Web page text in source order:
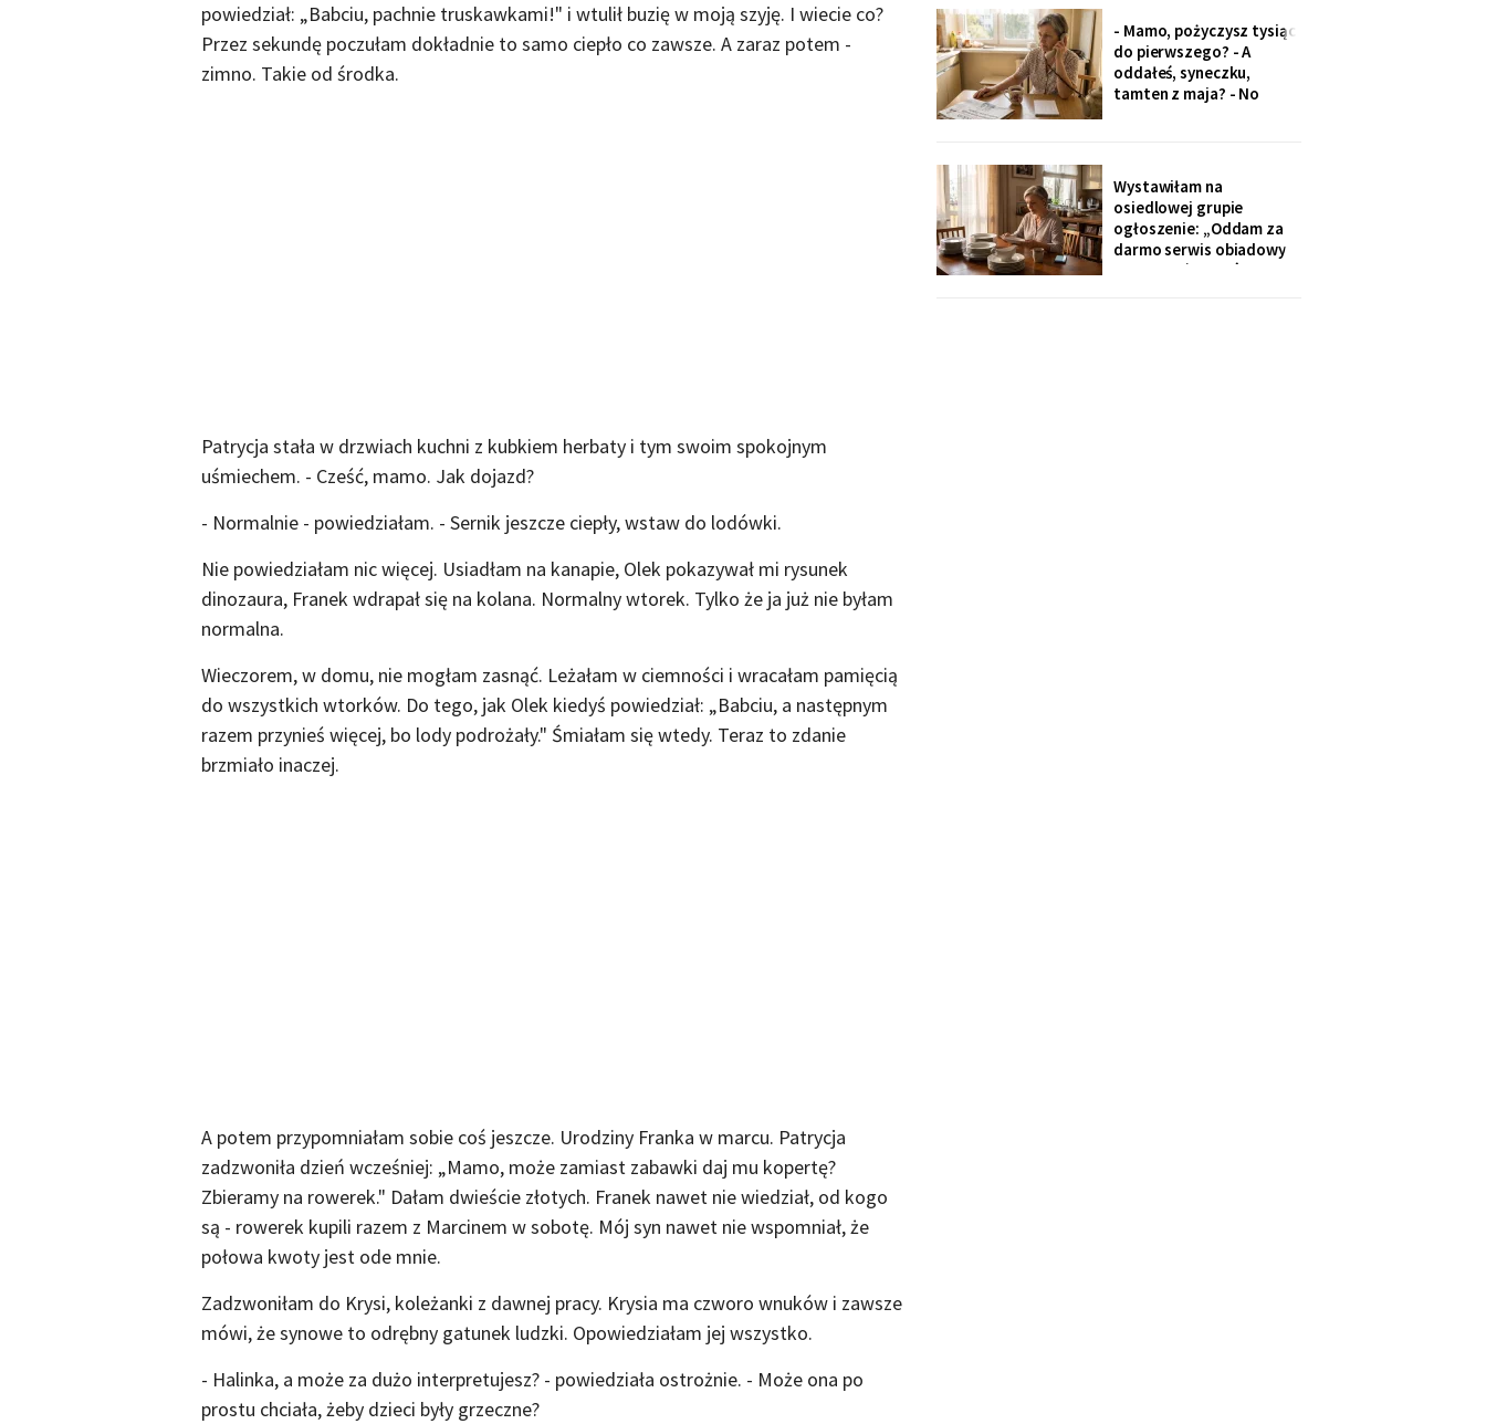
powiedział: „Babciu, pachnie truskawkami!" i wtulił buzię w moją szyję. I wiecie co?
Przez sekundę poczułam dokładnie to samo ciepło co zawsze. A zaraz potem -
zimno. Takie od środka.
Patrycja stała w drzwiach kuchni z kubkiem herbaty i tym swoim spokojnym
uśmiechem. - Cześć, mamo. Jak dojazd?
- Normalnie - powiedziałam. - Sernik jeszcze ciepły, wstaw do lodówki.
Nie powiedziałam nic więcej. Usiadłam na kanapie, Olek pokazywał mi rysunek
dinozaura, Franek wdrapał się na kolana. Normalny wtorek. Tylko że ja już nie byłam
normalna.
Wieczorem, w domu, nie mogłam zasnąć. Leżałam w ciemności i wracałam pamięcią
do wszystkich wtorków. Do tego, jak Olek kiedyś powiedział: „Babciu, a następnym
razem przynieś więcej, bo lody podrożały." Śmiałam się wtedy. Teraz to zdanie
brzmiało inaczej.
A potem przypomniałam sobie coś jeszcze. Urodziny Franka w marcu. Patrycja
zadzwoniła dzień wcześniej: „Mamo, może zamiast zabawki daj mu kopertę?
Zbieramy na rowerek." Dałam dwieście złotych. Franek nawet nie wiedział, od kogo
są - rowerek kupili razem z Marcinem w sobotę. Mój syn nawet nie wspomniał, że
połowa kwoty jest ode mnie.
Zadzwoniłam do Krysi, koleżanki z dawnej pracy. Krysia ma czworo wnuków i zawsze
mówi, że synowe to odrębny gatunek ludzki. Opowiedziałam jej wszystko.
- Halinka, a może za dużo interpretujesz? - powiedziała ostrożnie. - Może ona po
prostu chciała, żeby dzieci były grzeczne?
to tatowe pieniądze, a
tata by chciał pomagać
nam, nie tobie".
- Mamo, pożyczysz tysiąc
do pierwszego? - A
oddałeś, syneczku,
tamten z maja? - No
później zadzwoniła
synowa. Zaczęła od tego,
że „babcia podobno robi
problemy".
Wystawiłam na
osiedlowej grupie
ogłoszenie: „Oddam za
darmo serwis obiadowy
na dwanaście osób,